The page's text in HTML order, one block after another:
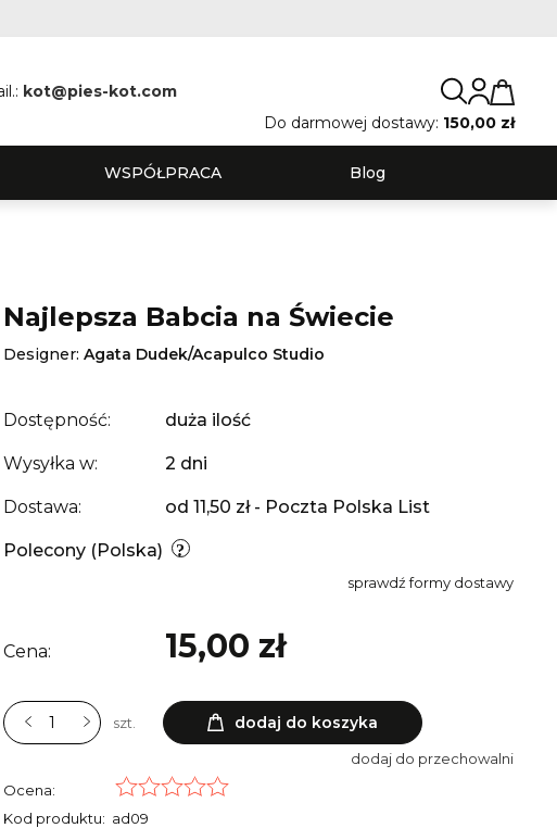
kot@pies-kot.com
Do darmowej dostawy: 150,00 zł
WSPÓŁPRACA Blog
Najlepsza Babcia na Świecie
Designer: Agata Dudek/Acapulco Studio
Dostępność: duża ilość
Wysyłka w: 2 dni
Dostawa: od 11,50 zł - Poczta Polska List
Polecony (Polska)
sprawdź formy dostawy
Cena: 15,00 zł
szt. dodaj do koszyka
dodaj do przechowalni
Ocena:
Kod produktu: ad09